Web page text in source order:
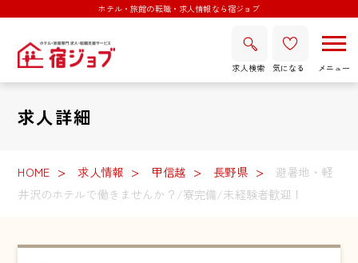
ホテル・旅館の転職・求人情報なら宿ジョブ
求人検索 気になる
求人詳細
HOME 求人情報 甲信越 長野県
避暑地・軽
井沢のホテルで働きませんか？/寮完備/未経験者歓迎！